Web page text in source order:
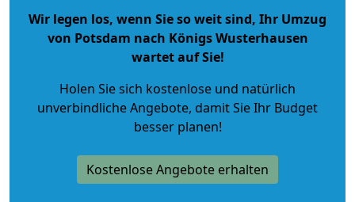
Wir legen los, wenn Sie so weit sind, Ihr Umzug
von Potsdam nach Königs Wusterhausen
wartet auf Sie!
Holen Sie sich kostenlose und natürlich
unverbindliche Angebote, damit Sie Ihr Budget
besser planen!
Kostenlose Angebote erhalten